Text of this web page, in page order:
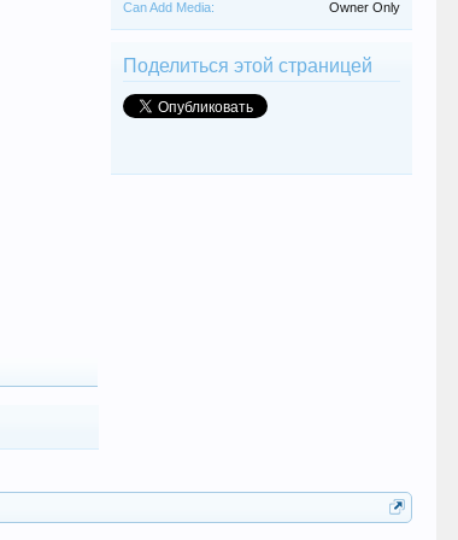
Can Add Media:
Owner Only
Поделиться этой страницей